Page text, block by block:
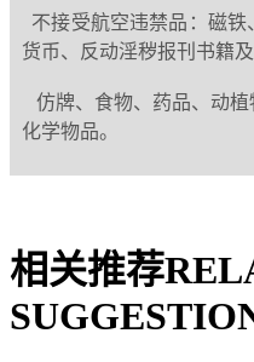
不接受航空违禁品：磁铁
货币、反动淫秽报刊书籍及
仿牌、食物、药品、动植
化学物品。
相关推荐